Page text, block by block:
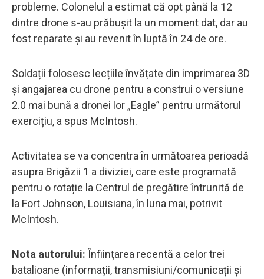
probleme. Colonelul a estimat că opt până la 12
dintre drone s-au prăbușit la un moment dat, dar au
fost reparate și au revenit în luptă în 24 de ore.
Soldații folosesc lecțiile învățate din imprimarea 3D
și angajarea cu drone pentru a construi o versiune
2.0 mai bună a dronei lor „Eagle” pentru următorul
exercițiu, a spus McIntosh.
Activitatea se va concentra în următoarea perioadă
asupra Brigăzii 1 a diviziei, care este programată
pentru o rotație la Centrul de pregătire întrunită de
la Fort Johnson, Louisiana, în luna mai, potrivit
McIntosh.
Nota autorului: Înființarea recentă a celor trei
batalioane (informații, transmisiuni/comunicații și